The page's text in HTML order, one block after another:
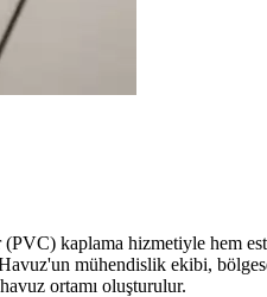
kaplama hizmetiyle hem
mühendislik ekibi,
ortamı oluşturulur.